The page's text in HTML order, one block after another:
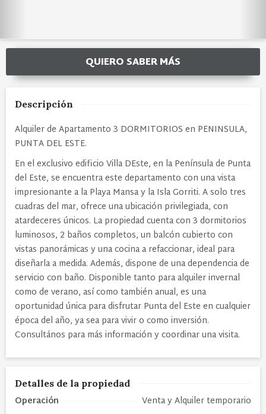
QUIERO SABER MÁS
Descripción
Alquiler de Apartamento 3 DORMITORIOS en PENINSULA,
PUNTA DEL ESTE.
En el exclusivo edificio Villa DEste, en la Península de Punta
del Este, se encuentra este departamento con una vista
impresionante a la Playa Mansa y la Isla Gorriti. A solo tres
cuadras del mar, ofrece una ubicación privilegiada, con
atardeceres únicos. La propiedad cuenta con 3 dormitorios
luminosos, 2 baños completos, un balcón cubierto con
vistas panorámicas y una cocina a refaccionar, ideal para
diseñarla a medida. Además, dispone de una dependencia de
servicio con baño. Disponible tanto para alquiler invernal
como de verano, así como también anual, es una
oportunidad única para disfrutar Punta del Este en cualquier
época del año, ya sea para vivir o como inversión.
Consultános para más información y coordinar una visita.
Detalles de la propiedad
Operación
Venta y Alquiler temporario